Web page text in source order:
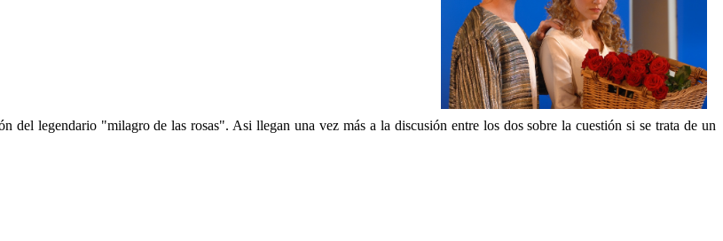
del legendario "milagro de las rosas". Asi llegan una vez más a la discusión entre los dos sobre la cuestión si se trata de un